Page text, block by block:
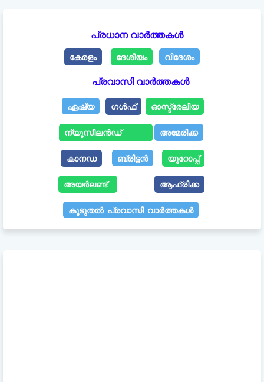
പ്രധാന വാർത്തകൾ
കേരളം ദേശീയം വിദേശം
പ്രവാസി വാർത്തകൾ
ഏഷ്യ ഗൾഫ് ഓസ്ട്രേലിയ
ന്യൂസീലൻഡ് അമേരിക്ക
കാനഡ ബ്രിട്ടൻ യൂറോപ്പ്
അയർലണ്ട് ആഫ്രിക്ക
കൂടുതൽ പ്രവാസി വാർത്തകൾ